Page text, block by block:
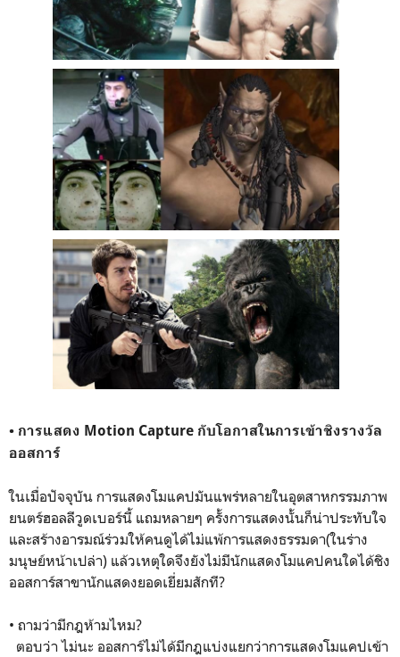
• การแสดง Motion Capture กับโอกาสในการเข้าชิงรางวัล
ออสการ์
ในเมื่อปัจจุบัน การแสดงโมแคปมันแพร่หลายในอุตสาหกรรมภาพ
ยนตร์ฮอลลีวูดเบอร์นี้ แถมหลายๆ ครั้งการแสดงนั้นก็น่าประทับใจ
และสร้างอารมณ์ร่วมให้คนดูได้ไม่แพ้การแสดงธรรมดา(ในร่าง
มนุษย์หน้าเปล่า) แล้วเหตุใดจึงยังไม่มีนักแสดงโมแคปคนใดได้ชิง
ออสการ์สาขานักแสดงยอดเยี่ยมสักที?
• ถามว่ามีกฎห้ามไหม?
ตอบว่า ไม่นะ ออสการ์ไม่ได้มีกฎแบ่งแยกว่าการแสดงโมแคปเข้า